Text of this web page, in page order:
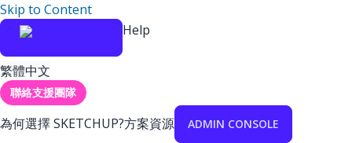
Skip to Content
Help
繁體中文
聯絡支援團隊
為何選擇 SKETCHUP?方案資源 ADMIN CONSOLE